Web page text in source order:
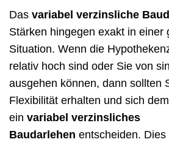
Das variabel verzinsliche
Stärken hingegen exakt in einer
Situation. Wenn die
relativ hoch sind oder Sie von
ausgehen können, dann sollten
Flexibilität erhalten und sich
ein variabel verzinsliches
Baudarlehen entscheiden.